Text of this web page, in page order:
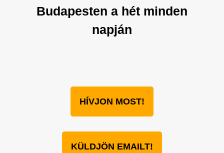
Budapesten a hét minden
napján
HÍVJON MOST!
KÜLDJÖN EMAILT!